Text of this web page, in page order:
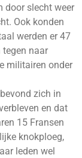
door slecht weer
Ook konden
werden er 47
tegen naar
militairen onder
zich in
en dat
15 Fransen
knokploeg,
leden wel